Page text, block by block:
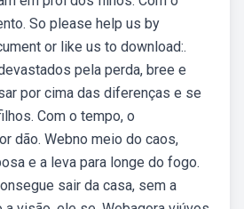
So please help us by
or like us to download:.
pela perda, bree e
por cima das diferenças e se
Com o tempo, o
dão. Webno meio do caos,
e a leva para longe do fogo.
sair da casa, sem a